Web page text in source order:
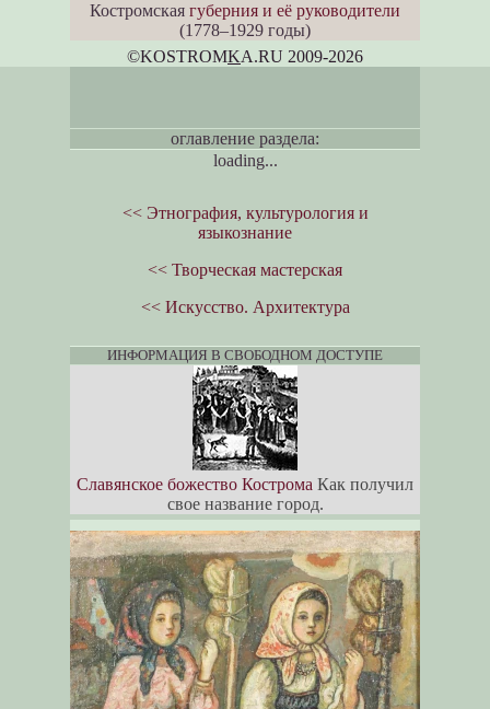
Костромская губерния и её руководители
(1778–1929 годы)
©KOSTROMKA.RU 2009-2026
оглавление раздела:
loading...
<< Этнография, культурология и
языкознание
<< Творческая мастерская
<< Искусство. Архитектура
ИНФОРМАЦИЯ В СВОБОДНОМ ДОСТУПЕ
Славянское божество Кострома Как получил
свое название город.